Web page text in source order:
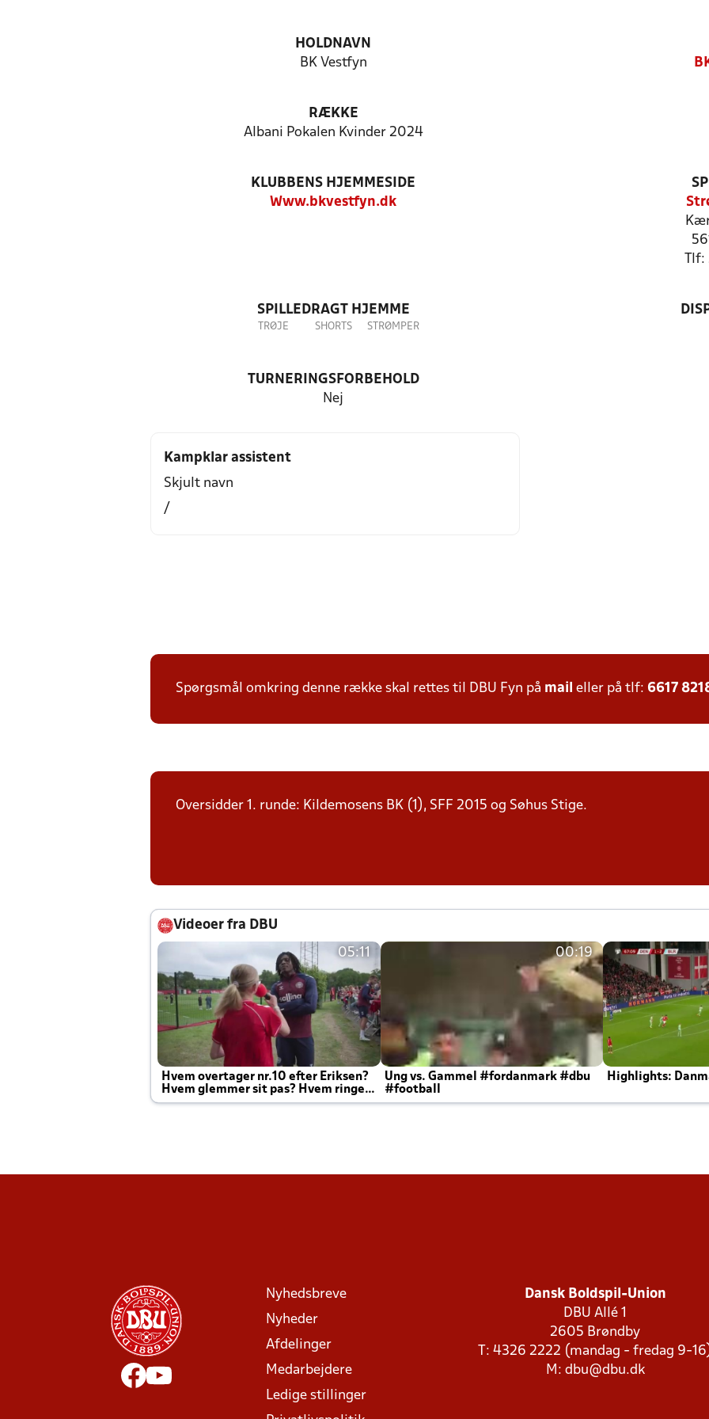
HOLDNAVN
BK Vestfyn
RÆKKE
Albani Pokalen Kvinder 2024
KLUBBENS HJEMMESIDE
Www.bkvestfyn.dk
SPILLEDRAGT HJEMME
TRØJE SHORTS STRØMPER
TURNERINGSFORBEHOLD
Nej
Kampklar assistent
Skjult navn
/
Spørgsmål omkring denne række skal rettes til DBU Fyn på mail eller på tlf: 6617
Oversidder 1. runde: Kildemosens BK (1), SFF 2015 og Søhus Stige.
Videoer fra DBU
05:11
Hvem overtager nr.10 efter Eriksen?
Hvem glemmer sit pas? Hvem ringer
Joachim altid til efter kampe?
00:19
Ung vs. Gammel #fordanmark #dbu
#football
Highlights:
Nyhedsbreve
Nyheder
Afdelinger
Medarbejdere
Ledige stillinger
Dansk Boldspil-Union
DBU Allé 1
2605 Brøndby
T: 4326 2222 (mandag - fredag 9-
M: dbu@dbu.dk